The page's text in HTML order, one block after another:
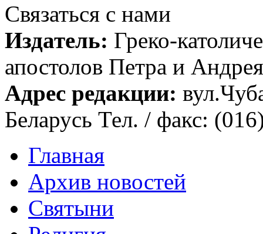
Связаться с нами
Издатель: Греко-
апостолов Петра и
Адрес редакции:
Беларусь Тел. / факс:
Главная
Архив новостей
Святыни